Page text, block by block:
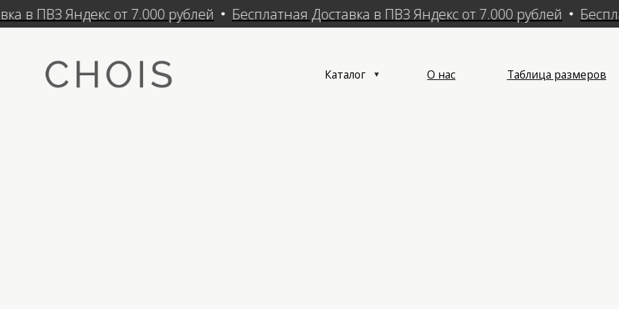
в ПВЗ Яндекс от 7.000 рублей Бесплатная Доставка в ПВЗ Яндекс от 7.000 рублей
Таблица размеров